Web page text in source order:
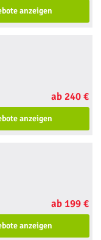
anzeigen
ab 240 €
anzeigen
ab 199 €
anzeigen